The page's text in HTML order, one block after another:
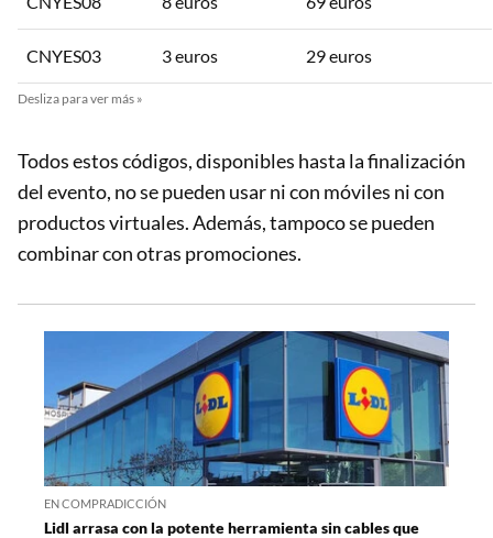
CNYES03 3 euros 29 euros
Todos estos códigos, disponibles hasta la finalización
del evento, no se pueden usar ni con móviles ni con
productos virtuales. Además, tampoco se pueden
combinar con otras promociones.
EN COMPRADICCIÓN
Lidl arrasa con la potente herramienta sin cables que